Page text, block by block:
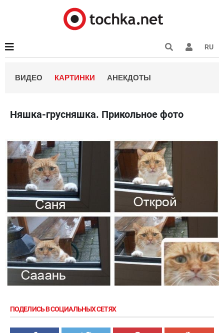
RU
ВИДЕО КАРТИНКИ АНЕКДОТЫ
Няшка-грусняшка. Прикольное фото
ПОДЕЛИСЬ В СОЦИАЛЬНЫХ СЕТЯХ